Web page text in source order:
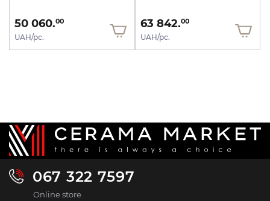
50 060.00
UAH/pc.
63 842.00
UAH/pc.
067 322 7597
Online store